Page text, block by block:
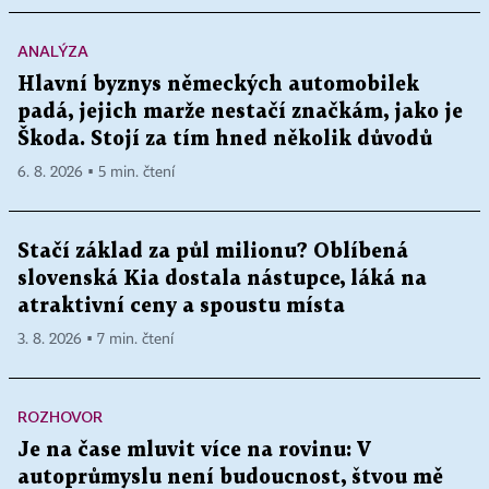
ANALÝZA
Hlavní byznys německých automobilek
padá, jejich marže nestačí značkám, jako je
Škoda. Stojí za tím hned několik důvodů
6. 8. 2026 ▪ 5 min. čtení
Stačí základ za půl milionu? Oblíbená
slovenská Kia dostala nástupce, láká na
atraktivní ceny a spoustu místa
3. 8. 2026 ▪ 7 min. čtení
ROZHOVOR
Je na čase mluvit více na rovinu: V
autoprůmyslu není budoucnost, štvou mě